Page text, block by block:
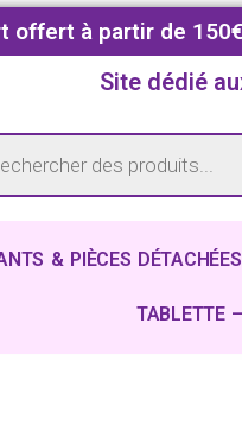
offert à partir de
Site dédié
& PIÈCES DÉTACHÉES
TABLETTE